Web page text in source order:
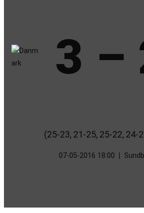
3 –
(25-23, 21-25, 25-22, 24-
07-05-2016 18:00